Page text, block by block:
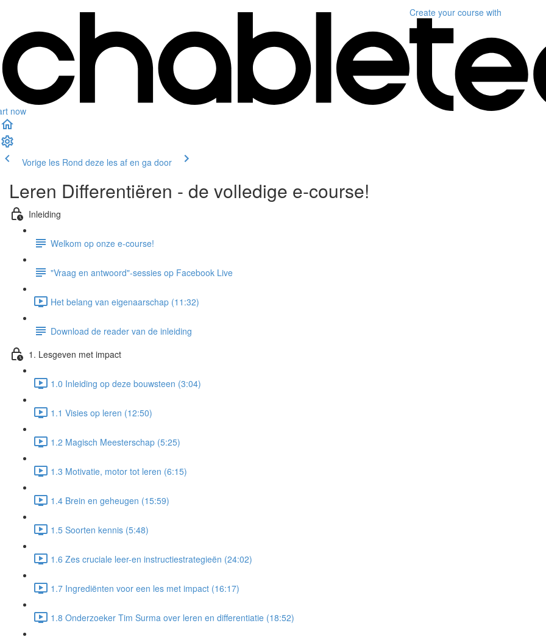
now
Create your course with
Vorige les Rond deze les af en ga door
Leren Differentiëren - de volledige e-course!
Inleiding
Welkom op onze e-course!
"Vraag en antwoord"-sessies op Facebook Live
Het belang van eigenaarschap (11:32)
Download de reader van de inleiding
1. Lesgeven met impact
1.0 Inleiding op deze bouwsteen (3:04)
1.1 Visies op leren (12:50)
1.2 Magisch Meesterschap (5:25)
1.3 Motivatie, motor tot leren (6:15)
1.4 Brein en geheugen (15:59)
1.5 Soorten kennis (5:48)
1.6 Zes cruciale leer-en instructiestrategieën (24:02)
1.7 Ingrediënten voor een les met impact (16:17)
1.8 Onderzoeker Tim Surma over leren en differentiatie (18:52)